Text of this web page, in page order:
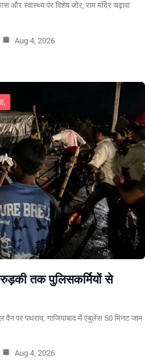
और स्वास्थ्य पर विशेष जोर; राम मंदिर चढ़ावा
Aug 4, 2026
तक पुलिसकर्मियों से
पर पथराव, गाजियाबाद में एंबुलेंस 50 मिनट जाम
Aug 4, 2026